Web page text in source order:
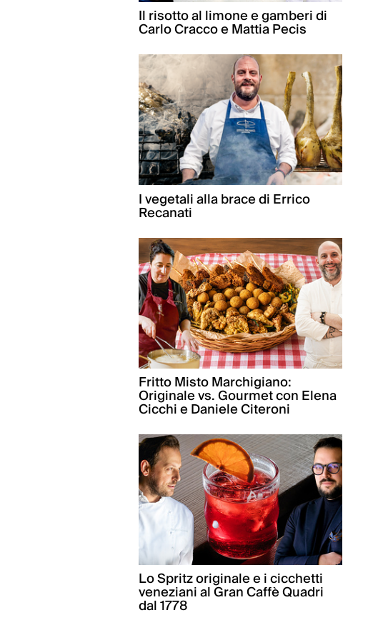
Il risotto al limone e gamberi di
Carlo Cracco e Mattia Pecis
I vegetali alla brace di Errico
Recanati
Fritto Misto Marchigiano:
Originale vs. Gourmet con Elena
Cicchi e Daniele Citeroni
Lo Spritz originale e i cicchetti
veneziani al Gran Caffè Quadri
dal 1778